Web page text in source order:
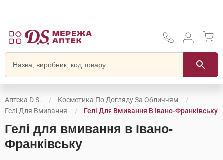
Аптека D.S.
Косметика По Догляду За Обличчям
Гелі Для Вмивання
Гелі Для Вмивання В Івано-Франківську
Гелі для вмивання в Івано-
Франківську